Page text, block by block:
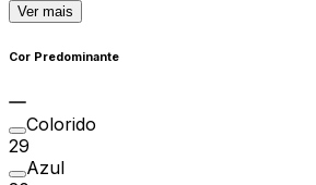
Ver mais
Cor Predominante
Colorido
29
Azul